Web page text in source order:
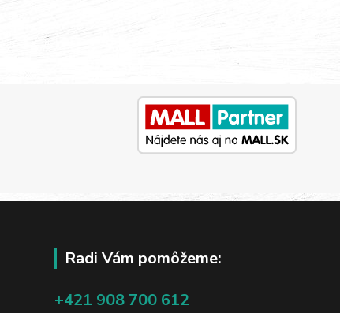
Radi Vám pomôžeme:
+421 908 700 612